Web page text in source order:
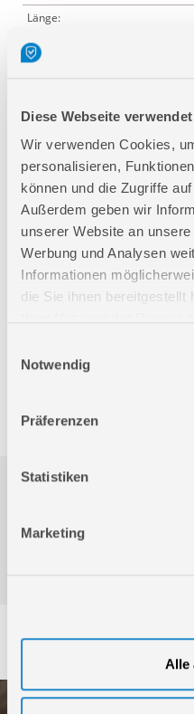
Diese Webseite
Wir verwenden Cookies,
personalisieren,
können und die Zugriffe
Außerdem geben wir
unserer Website an
Werbung und Analysen
Informationen
die Sie ihnen bereitgestellt
Notwendig
Präferenzen
Statistiken
Marketing
Alle
Länge:
Breite:
Verpackungsmaße
Länge
Höhe
GTIN: